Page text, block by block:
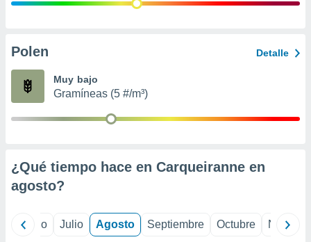
e
publicidad
Polen Detalle
Muy bajo
Gramíneas (5 #/m³)
¿Qué tiempo hace en Carqueiranne en
agosto?
Junio Julio Agosto Septiembre Octubre